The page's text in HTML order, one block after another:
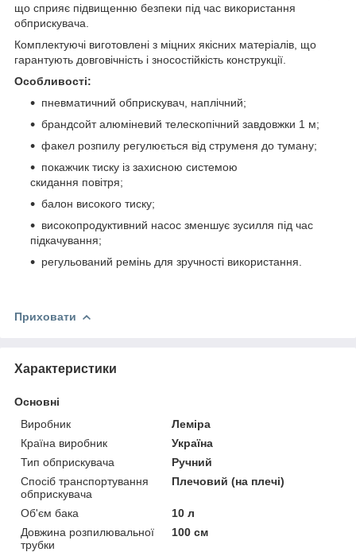
що сприяє підвищенню безпеки під час використання
обприскувача.
Комплектуючі виготовлені з міцних якісних матеріалів, що
гарантують довговічність і зносостійкість конструкції.
Особливості:
пневматичний обприскувач, наплічний;
брандсойт алюміневий телескопічний завдовжки 1 м;
факел розпилу регулюється від струменя до туману;
покажчик тиску із захисною системою
скидання повітря;
балон високого тиску;
високопродуктивний насос зменшує зусилля під час
підкачування;
регульований ремінь для зручності використання.
Приховати
Характеристики
Основні
Виробник
Леміра
Країна виробник
Україна
Тип обприскувача
Ручний
Спосіб транспортування
обприскувача
Плечовий (на плечі)
Об'єм бака
10 л
Довжина розпилювальної
трубки
100 см